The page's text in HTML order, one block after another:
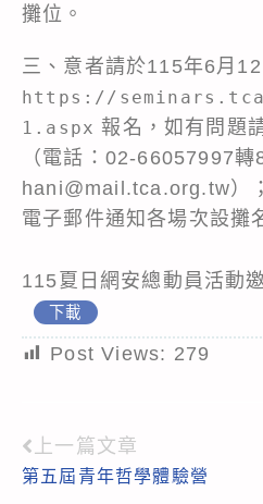
攤位。
三、意者請於115年6月
https://
1.aspx 報名，如有問題
（電話：02-66057997轉
hani@mail.tca.org.tw）
電子郵件通知各場次設攤
115夏日網安總動員活動
下載
Post Views: 279
Read
more
上一篇文章
第五屆青年哲學體驗營